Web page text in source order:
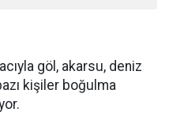
göl, akarsu, deniz
kişiler boğulma